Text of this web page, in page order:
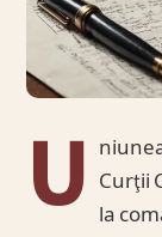
U Curţii
la